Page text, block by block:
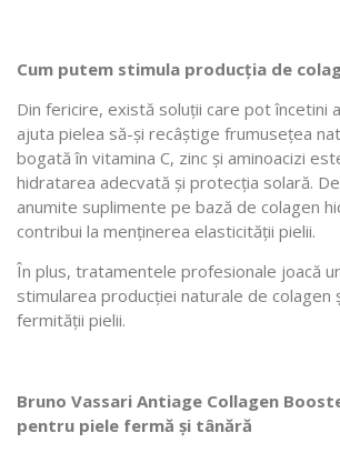
Cum putem stimula producția de
Din fericire, există soluții care pot încetini
ajuta pielea să-și recâștige frumusețea
bogată în vitamina C, zinc și aminoacizi
hidratarea adecvată și protecția solară.
anumite suplimente pe bază de colagen
contribui la menținerea elasticității pielii.
În plus, tratamentele profesionale joacă
stimularea producției naturale de colagen
fermității pielii.
Bruno Vassari Antiage Collagen
pentru piele fermă și tânără